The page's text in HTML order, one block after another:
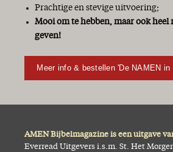
Prachtige en stevige uitvoering;
Mooi om te hebben, maar ook heel
geven!
Meer info & bestellen 'De NAMEN in
AMEN Bijbelmagazine is een uitgave
Everread Uitgevers i.s.m. St. Het